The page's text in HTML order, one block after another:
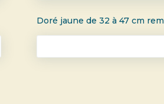
Doré jaune de 32 à 47 cm